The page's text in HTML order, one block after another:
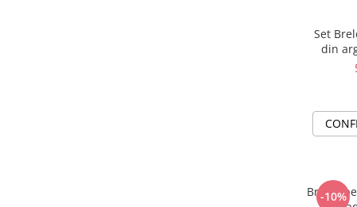
Set
din
-10%
Breloc